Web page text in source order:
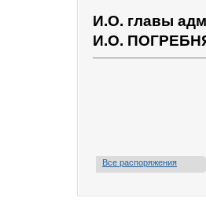
И.О. главы
И.О.
Все распоряжения